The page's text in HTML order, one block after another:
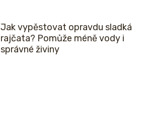
Jak vypěstovat opravdu sladká
rajčata? Pomůže méně vody i
správné živiny